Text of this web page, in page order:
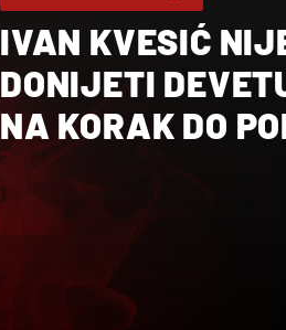
IVAN KVESIĆ
DONIJETI
NA KORAK DO